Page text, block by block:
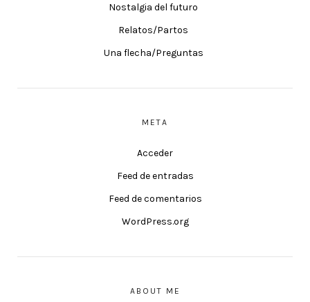
Nostalgia del futuro
Relatos/Partos
Una flecha/Preguntas
META
Acceder
Feed de entradas
Feed de comentarios
WordPress.org
ABOUT ME